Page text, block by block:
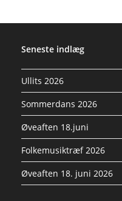
Seneste indlæg
Ullits 2026
Sommerdans 2026
Øveaften 18.juni
Folkemusiktræf 2026
Øveaften 18. juni 2026